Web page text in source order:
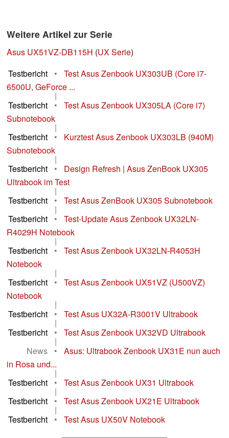
Weitere Artikel zur Serie
Asus UX51VZ-DB115H (UX Serie)
Testbericht
•
Test Asus Zenbook UX303UB (Core i7-
6500U, GeForce ...
|
Testbericht
•
Test Asus Zenbook UX305LA (Core i7)
Subnotebook
|
Testbericht
•
Kurztest Asus Zenbook UX303LB (940M)
Subnotebook
|
Testbericht
•
Design Refresh | Asus ZenBook UX305
Ultrabook im Test
|
Testbericht
• Test Asus ZenBook UX305 Subnotebook
|
Testbericht
•
Test-Update Asus Zenbook UX32LN-
R4029H Notebook
|
Testbericht
•
Test Asus Zenbook UX32LN-R4053H
Notebook
|
Testbericht
•
Test Asus Zenbook UX51VZ (U500VZ)
Notebook
|
Testbericht
• Test Asus UX32A-R3001V Ultrabook
|
Testbericht
• Test Asus Zenbook UX32VD Ultrabook
|
News
•
Asus: Ultrabook Zenbook UX31E nun auch
in Rosa und...
|
Testbericht
• Test Asus Zenbook UX31 Ultrabook
|
Testbericht
• Test Asus Zenbook UX21E Ultrabook
|
Testbericht
• Test Asus UX50V Notebook